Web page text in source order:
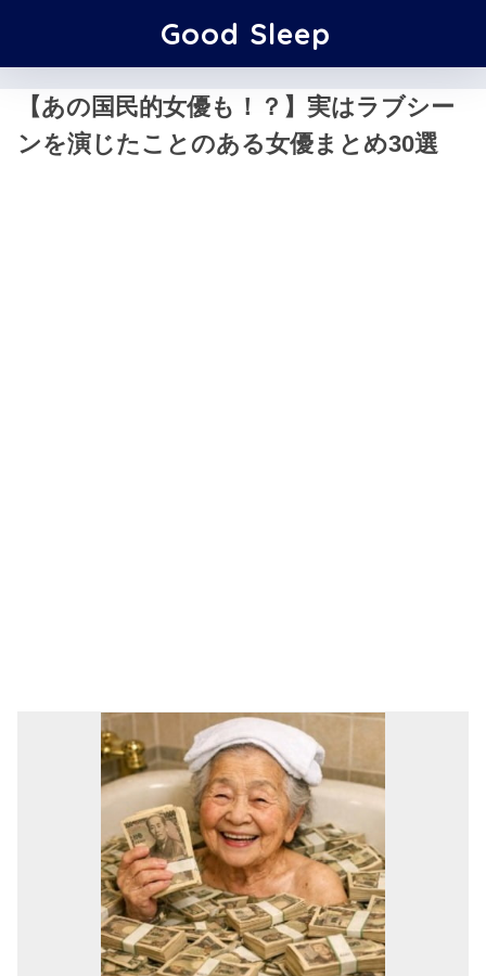
Good Sleep
【あの国民的女優も！？】実はラブシー
ンを演じたことのある女優まとめ30選